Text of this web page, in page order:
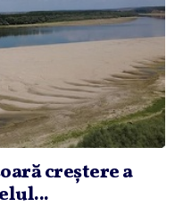
creştere a